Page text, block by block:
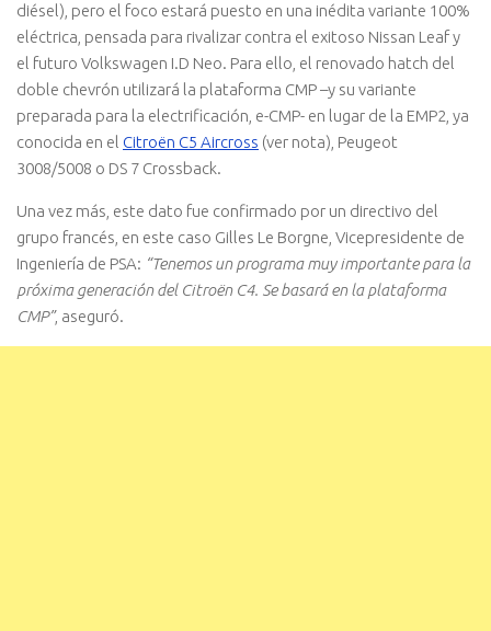
diésel), pero el foco estará puesto en una inédita variante 100%
eléctrica, pensada para rivalizar contra el exitoso Nissan Leaf y
el futuro Volkswagen I.D Neo. Para ello, el renovado hatch del
doble chevrón utilizará la plataforma CMP –y su variante
preparada para la electrificación, e-CMP- en lugar de la EMP2, ya
conocida en el Citroën C5 Aircross (ver nota), Peugeot
3008/5008 o DS 7 Crossback.
Una vez más, este dato fue confirmado por un directivo del
grupo francés, en este caso Gilles Le Borgne, Vicepresidente de
Ingeniería de PSA: “Tenemos un programa muy importante para la
próxima generación del Citroën C4. Se basará en la plataforma
CMP”, aseguró.